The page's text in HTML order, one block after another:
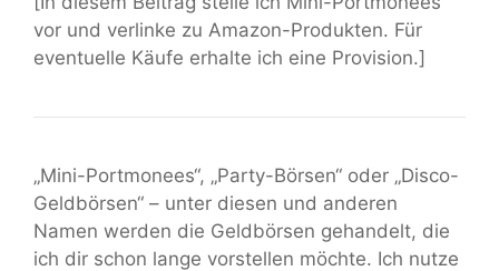
vor und verlinke zu Amazon-Produkten. Für
eventuelle Käufe erhalte ich eine Provision.]
„Mini-Portmonees“, „Party-Börsen“ oder „Disco-
Geldbörsen“ – unter diesen und anderen
Namen werden die Geldbörsen gehandelt, die
ich dir schon lange vorstellen möchte. Ich nutze